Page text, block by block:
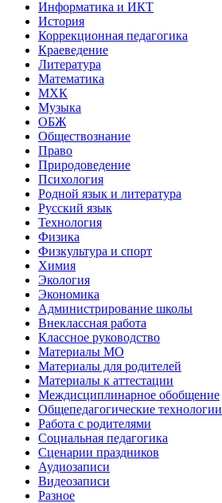
Информатика и ИКТ
История
Коррекционная педагогика
Краеведение
Литература
Математика
МХК
Музыка
ОБЖ
Обществознание
Право
Природоведение
Психология
Родной язык и литература
Русский язык
Технология
Физика
Физкультура и спорт
Химия
Экология
Экономика
Администрирование школы
Внеклассная работа
Классное руководство
Материалы МО
Материалы для родителей
Материалы к аттестации
Междисциплинарное обобщение
Общепедагогические технологии
Работа с родителями
Социальная педагогика
Сценарии праздников
Аудиозаписи
Видеозаписи
Разное